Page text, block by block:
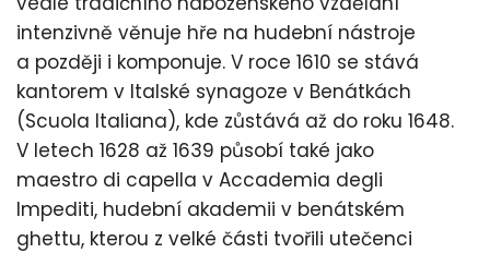
intenzivně věnuje hře na hudební nástroje
a později i komponuje. V roce 1610 se stává
kantorem v Italské synagoze v Benátkách
(Scuola Italiana), kde zůstává až do roku 1648.
V letech 1628 až 1639 působí také jako
maestro di capella v Accademia degli
Impediti, hudební akademii v benátském
ghettu, kterou z velké části tvořili utečenci